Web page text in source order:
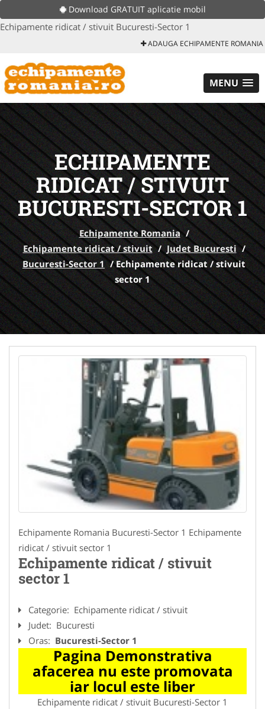
Download GRATUIT aplicatie mobil
Echipamente ridicat / stivuit Bucuresti-Sector 1
ADAUGA ECHIPAMENTE ROMANIA
MENU
ECHIPAMENTE
RIDICAT / STIVUIT
BUCURESTI-SECTOR 1
Echipamente Romania /
Echipamente ridicat / stivuit / Judet Bucuresti /
Bucuresti-Sector 1 /Echipamente ridicat / stivuit
sector 1
Echipamente Romania Bucuresti-Sector 1 Echipamente
ridicat / stivuit sector 1
Echipamente ridicat / stivuit
sector 1
Categorie: Echipamente ridicat / stivuit
Judet: Bucuresti
Oras: Bucuresti-Sector 1
Pagina Demonstrativa
afacerea nu este promovata
iar locul este liber
Echipamente ridicat / stivuit Bucuresti-Sector 1